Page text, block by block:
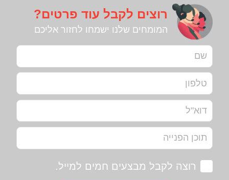
רוצים לקבל עוד פרטים?
המומחים שלנו ישמחו לחזור אליכם
רוצה לקבל מבצעים חמים למייל.